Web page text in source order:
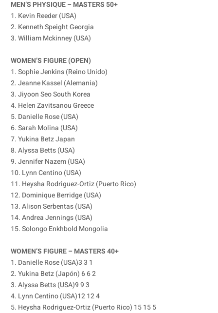
MEN’S PHYSIQUE – MASTERS 50+
1. Kevin Reeder (USA)
2. Kenneth Speight Georgia
3. William Mckinney (USA)
WOMEN’S FIGURE (OPEN)
1. Sophie Jenkins (Reino Unido)
2. Jeanne Kassel (Alemania)
3. Jiyoon Seo South Korea
4. Helen Zavitsanou Greece
5. Danielle Rose (USA)
6. Sarah Molina (USA)
7. Yukina Betz Japan
8. Alyssa Betts (USA)
9. Jennifer Nazem (USA)
10. Lynn Centino (USA)
11. Heysha Rodriguez-Ortiz (Puerto Rico)
12. Dominique Berridge (USA)
13. Alison Serbentas (USA)
14. Andrea Jennings (USA)
15. Solongo Enkhbold Mongolia
WOMEN’S FIGURE – MASTERS 40+
1. Danielle Rose (USA)3 3 1
2. Yukina Betz (Japón) 6 6 2
3. Alyssa Betts (USA)9 9 3
4. Lynn Centino (USA)12 12 4
5. Heysha Rodriguez-Ortiz (Puerto Rico) 15 15 5